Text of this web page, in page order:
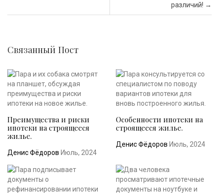
различий! →
Связанный Пост
Преимущества и риски
ипотеки на строящееся
жилье.
Денис Фёдоров Июль, 2024
Особенности ипотеки на
строящееся жилье.
Денис Фёдоров Июль, 2024